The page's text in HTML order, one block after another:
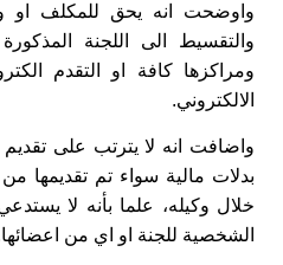
واوضحت انه يحق للمكلف او
والتقسيط الى اللجنة
ومراكزها كافة او التقدم
الالكتروني.
واضافت انه لا يترتب على
بدلات مالية سواء تم تقديمها
خلال وكيله، علما بأنه لا
الشخصية للجنة او اي من اعضائها